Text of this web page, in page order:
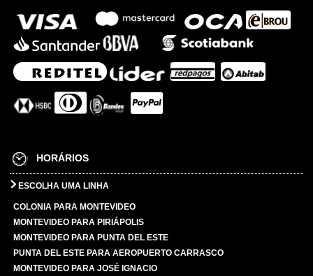
HORÁRIOS
ESCOLHA UMA LINHA
COLONIA PARA MONTEVIDEO
MONTEVIDEO PARA PIRIÁPOLIS
MONTEVIDEO PARA PUNTA DEL ESTE
PUNTA DEL ESTE PARA AEROPUERTO CARRASCO
MONTEVIDEO PARA JOSÉ IGNACIO